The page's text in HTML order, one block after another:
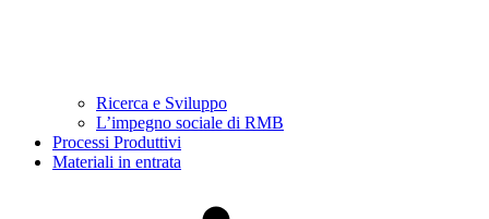
Ricerca e Sviluppo
L’impegno sociale di RMB
Processi Produttivi
Materiali in entrata